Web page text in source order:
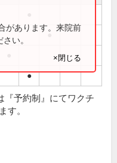
●
●
があります。来院前
い。
×閉じる
『予約制』にてワクチ
す。